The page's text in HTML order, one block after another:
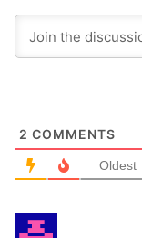
2 COMMENTS
Oldest